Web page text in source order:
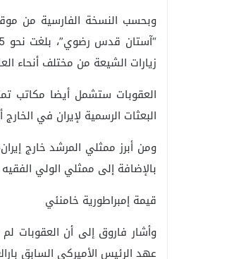
وبحسب النسخة الفارسية من
زيارات الشيعة من مختلف أنحاء
العقوبات ستشمل أيضا مكاتب
البعثات الرسمية لإيران في
ومن أبرز ممثلي المرشد خارج
بالإضافة إلى ممثلي الولي
​قيمة إمبراطورية خامنئي
وأشار فاروق إلى أن العقوبات
عهد الرئيس الأميركي السابق باراك